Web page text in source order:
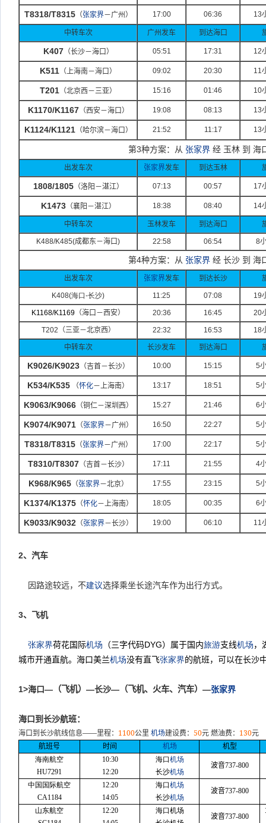
T8318/T8315（张家界－广州） 17:00 06:36 13
中转车次 广州发车 到达海口
K407（长沙－海口） 05:51 17:31 12
K511 （上海南－海口） 09:02 20:30 11
T201 （北京西－三亚） 15:16 01:46 10
K1170/K1167（西安－海口） 19:08 08:13 13
K1124/K1121（哈尔滨－海口） 21:52 11:17 13
第3种方案：从 张家界 经 玉林 到 海
出发车次 张家界发车 到达玉林
1808/1805（洛阳－湛江） 07:13 00:57 17
K1473（襄阳－湛江） 18:38 08:40 14
中转车次 玉林发车 到达海口
K488/K485(成都东－海口) 22:58 06:54 8
第4种方案：从 张家界 经 长沙 到 海
出发车次 张家界发车 到达长沙
K408(海口-长沙) 11:25 07:08 19
K1168/K1169 （海口－西安） 20:36 16:45 20
T202 （三亚－北京西） 22:32 16:53 18
中转车次 长沙发车 到达海口
K9026/K9023（吉首－长沙） 10:00 15:15 5
K534/K535 （怀化－上海南） 13:17 18:51 5
K9063/K9066（铜仁－深圳西） 15:27 21:46 6
K9074/K9071（张家界－广州） 16:50 22:27 5
T8318/T8315（张家界－广州） 17:00 22:17 5
T8310/T8307（吉首－长沙） 17:11 21:55 4
K968/K965（张家界－北京） 17:55 23:15 5
K1374/K1375（怀化－上海南） 18:05 00:35 6
K9033/K9032（张家界－长沙） 19:00 06:10 11
2、汽车
因路途较远，不建议选择乘坐长途汽车作为出行方式。
3、飞机
张家界荷花国际机场 （三字代码DYG）属于国内旅游支线机场，
城市开通直航。海口美兰机场没有直飞张家界的航班，可以在长沙
1>海口— （飞机） —长沙— （飞机、火车、汽车） —张家界
海口到长沙航班：
海口到长沙航线信息——里程： 1100公里 机场建设费： 50元 燃油费： 130元
航班号
时间 机场
机型
海南航空
HU7291
10:30
12:20
海口机场
长沙机场
波音737-800
中国国际航空
CA1184
12:20
14:05
海口机场
长沙机场
波音737-800
山东航空
12:20
海口机场
波音737-800